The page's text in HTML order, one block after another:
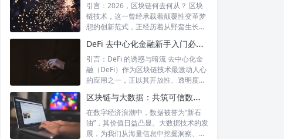
引言：2026，区块链何去何从？ 区块
链技术，这一曾经承载着颠覆性变革梦
想的创新范式，正经历着从野蛮生长到
DeFi 去中心化金融新手入门必避的七大“深坑”
引言：DeFi 的诱惑与暗流 去中心化金
融（DeFi）作为区块链技术最激动人心
的应用之一，正以其开放性、透明度...
区块链与大数据：共筑可信数据共享流通的未来
在数字经济浪潮中，数据被誉为“新石
油”，其价值日益凸显。大数据技术的发
展，为我们从海量信息中挖掘洞察、驱